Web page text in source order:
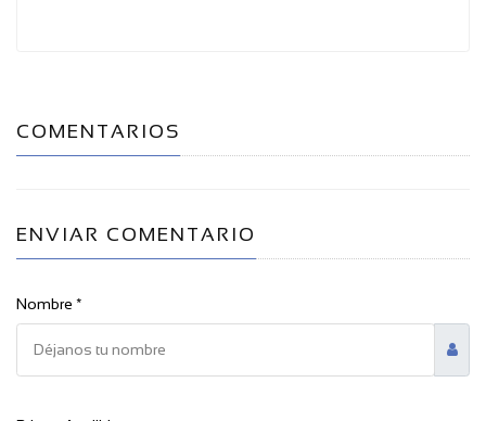
COMENTARIOS
ENVIAR COMENTARIO
Nombre *